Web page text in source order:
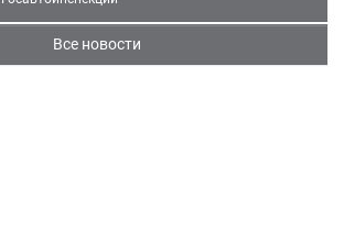
Все новости